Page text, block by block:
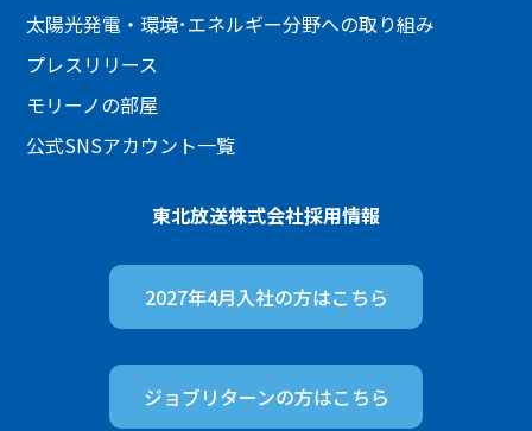
太陽光発電・環境･エネルギー分野への取り組み
プレスリリース
モリーノの部屋
公式SNSアカウント一覧
東北放送株式会社採用情報
2027年4月入社の方はこちら
ジョブリターンの方はこちら